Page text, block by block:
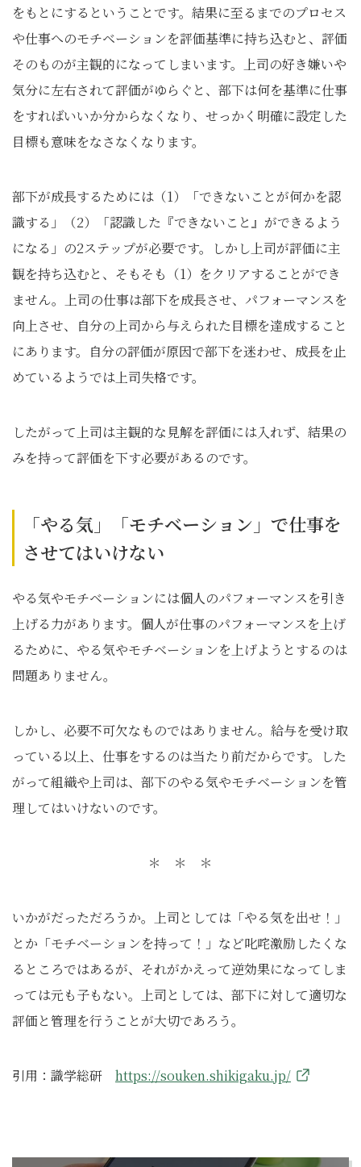
をもとにするということです。結果に至るまでのプロセス
や仕事へのモチベーションを評価基準に持ち込むと、評価
そのものが主観的になってしまいます。上司の好き嫌いや
気分に左右されて評価がゆらぐと、部下は何を基準に仕事
をすればいいか分からなくなり、せっかく明確に設定した
目標も意味をなさなくなります。
部下が成長するためには（1）「できないことが何かを認
識する」（2）「認識した『できないこと』ができるよう
になる」の2ステップが必要です。しかし上司が評価に主
観を持ち込むと、そもそも（1）をクリアすることができ
ません。上司の仕事は部下を成長させ、パフォーマンスを
向上させ、自分の上司から与えられた目標を達成すること
にあります。自分の評価が原因で部下を迷わせ、成長を止
めているようでは上司失格です。
したがって上司は主観的な見解を評価には入れず、結果の
みを持って評価を下す必要があるのです。
「やる気」「モチベーション」で仕事を
させてはいけない
やる気やモチベーションには個人のパフォーマンスを引き
上げる力があります。個人が仕事のパフォーマンスを上げ
るために、やる気やモチベーションを上げようとするのは
問題ありません。
しかし、必要不可欠なものではありません。給与を受け取
っている以上、仕事をするのは当たり前だからです。した
がって組織や上司は、部下のやる気やモチベーションを管
理してはいけないのです。
＊ ＊ ＊
いかがだっただろうか。上司としては「やる気を出せ！」
とか「モチベーションを持って！」など叱咤激励したくな
るところではあるが、それがかえって逆効果になってしま
っては元も子もない。上司としては、部下に対して適切な
評価と管理を行うことが大切であろう。
引用：識学総研 https://souken.shikigaku.jp/